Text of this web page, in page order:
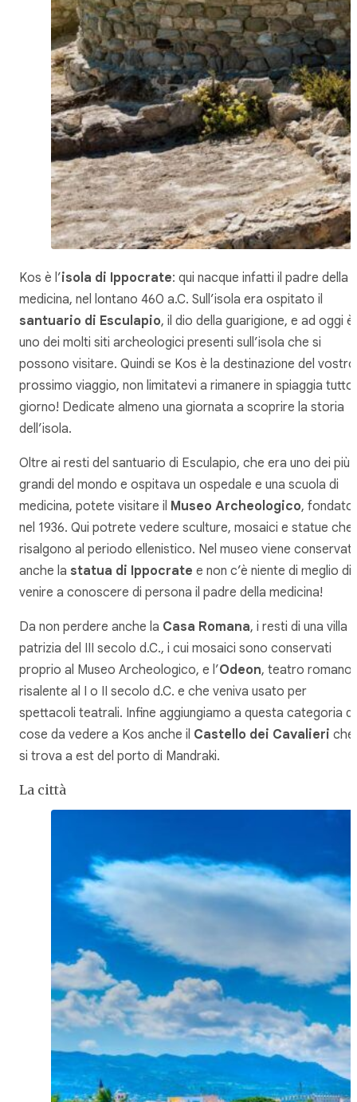
Kos è l’isola di Ippocrate: qui nacque infatti il padre della
medicina, nel lontano 460 a.C. Sull’isola era ospitato il
santuario di Esculapio, il dio della guarigione, e ad oggi è
uno dei molti siti archeologici presenti sull’isola che si
possono visitare. Quindi se Kos è la destinazione del vostro
prossimo viaggio, non limitatevi a rimanere in spiaggia tutto
giorno! Dedicate almeno una giornata a scoprire la storia
dell’isola.
Oltre ai resti del santuario di Esculapio, che era uno dei più
grandi del mondo e ospitava un ospedale e una scuola di
medicina, potete visitare il Museo Archeologico, fondato
nel 1936. Qui potrete vedere sculture, mosaici e statue che
risalgono al periodo ellenistico. Nel museo viene
anche la statua di Ippocrate e non c’è niente di meglio di
venire a conoscere di persona il padre della medicina!
Da non perdere anche la Casa Romana, i resti di una villa
patrizia del III secolo d.C., i cui mosaici sono conservati
proprio al Museo Archeologico, e l’Odeon, teatro romano
risalente al I o II secolo d.C. e che veniva usato per
spettacoli teatrali. Infine aggiungiamo a questa categoria di
cose da vedere a Kos anche il Castello dei Cavalieri che
si trova a est del porto di Mandraki.
La città